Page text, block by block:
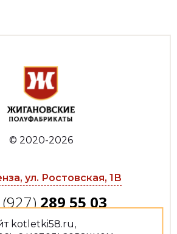
© 2020-2026
ул. Ростовская, 1В
289 55 03
kotletki58.ru,